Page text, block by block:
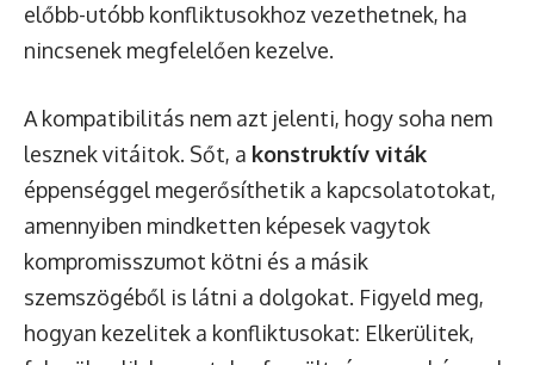
előbb-utóbb konfliktusokhoz vezethetnek, ha
nincsenek megfelelően kezelve.
A kompatibilitás nem azt jelenti, hogy soha nem
lesznek vitáitok. Sőt, a konstruktív viták
éppenséggel megerősíthetik a kapcsolatotokat,
amennyiben mindketten képesek vagytok
kompromisszumot kötni és a másik
szemszögéből is látni a dolgokat. Figyeld meg,
hogyan kezelitek a konfliktusokat: Elkerülitek,